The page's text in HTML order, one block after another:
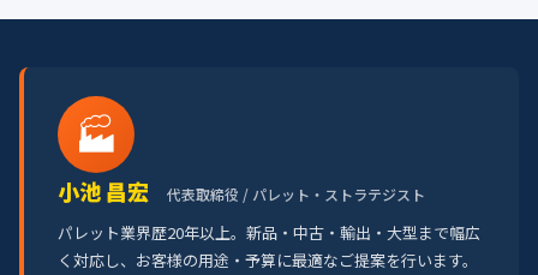
🏭
小池 昌宏 代表取締役 / パレット・ストラテジスト
パレット業界歴20年以上。新品・中古・輸出・大型まで幅広
く対応し、お客様の用途・予算に最適なご提案を行います。